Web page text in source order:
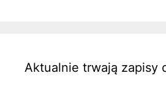
Aktualnie trwają zapisy